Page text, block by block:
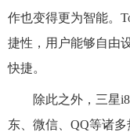
作也变得更为智能。
捷性，用户能够自由
快捷。
除此之外，三星
东、微信、QQ等诸